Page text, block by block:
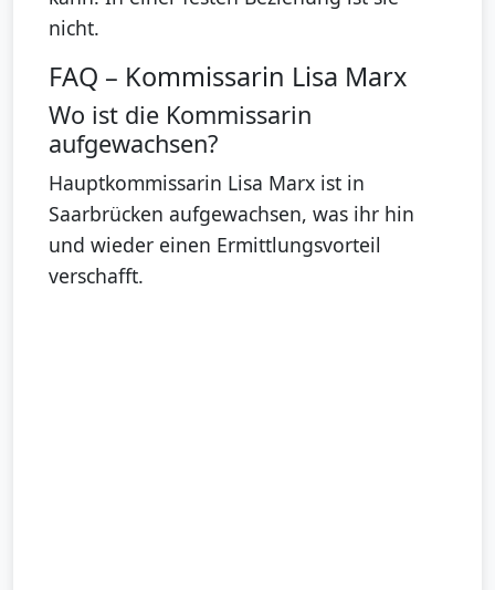
nicht.
FAQ – Kommissarin Lisa Marx
Wo ist die Kommissarin
aufgewachsen?
Hauptkommissarin Lisa Marx ist in
Saarbrücken aufgewachsen, was ihr hin
und wieder einen Ermittlungsvorteil
verschafft.